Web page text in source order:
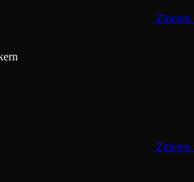
Zitieren
Zitieren